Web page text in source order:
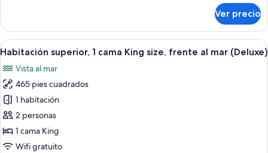
alberca
privada,
al
jardín
(Gauguin
Suite)
de
campo
superior,
cama
King
size,
alberca
privada,
vista
al
jardín
Ver precio
Abrir
todas
las
fotos
de
Habitación
superior,
1
Un dormitorio con una cama
5
Habitación superior, 1 cama King size, frente al mar (Deluxe)
Vista al mar
465 pies cuadrados
1 habitación
2 personas
1 cama King
Wifi gratuito